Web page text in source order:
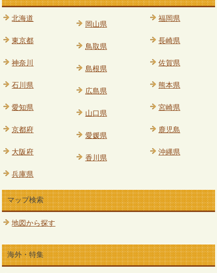
北海道
東京都
神奈川
石川県
愛知県
京都府
大阪府
兵庫県
岡山県
鳥取県
島根県
広島県
山口県
愛媛県
香川県
福岡県
長崎県
佐賀県
熊本県
宮崎県
鹿児島
沖縄県
マップ検索
地図から探す
海外・特集